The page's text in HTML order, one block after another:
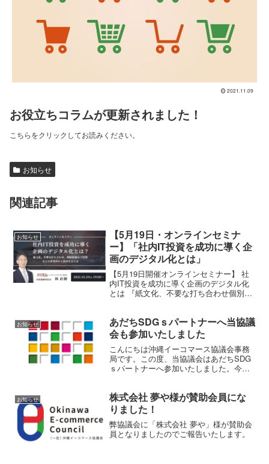
2021.11.09
お役立ちコラムが更新されました！
こちらをクリックしてお読みください。
お知らせ
関連記事
お知らせ
【5月19日・オンラインセミナ
ー】「社内IT投資を成功に導く企
画のデジタル化とは」
【5月19日開催オンラインセミナー】 社
内IT投資を成功に導く企画のデジタル化
とは 『紙文化、不要な打ち合わせ個別最
お知らせ
あだちSDGｓパートナーへ当協議
会も参加いたしました
こんにちは沖縄イーコマース協議会事務
局です。この度、当協議会はあだちSDG
ｓパートナーへ参加いたしました。今後
足立区はSDGs未来都市＋自治体SDGsモ
デル事業...
お知らせ
株式会社 夢や様が賛助会員にな
りました！
弊協議会に「株式会社 夢や」様が賛助会
員となりましたのでご報告いたします。